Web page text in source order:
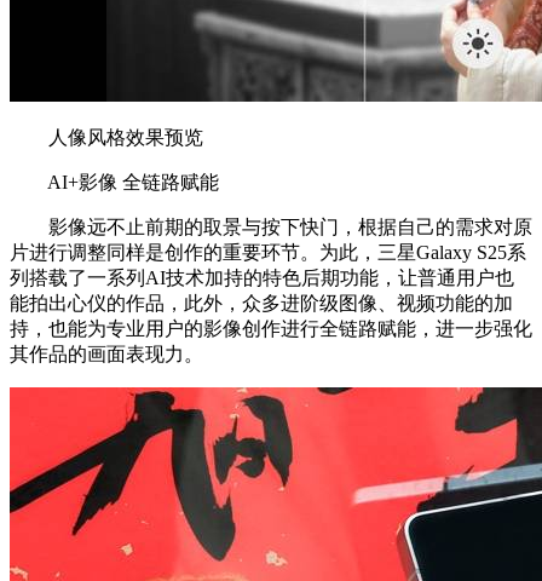
人像风格效果预览
AI+影像 全链路赋能
影像远不止前期的取景与按下快门，根据自己的需求对原
片进行调整同样是创作的重要环节。为此，三星Galaxy S25系
列搭载了一系列AI技术加持的特色后期功能，让普通用户也
能拍出心仪的作品，此外，众多进阶级图像、视频功能的加
持，也能为专业用户的影像创作进行全链路赋能，进一步强化
其作品的画面表现力。